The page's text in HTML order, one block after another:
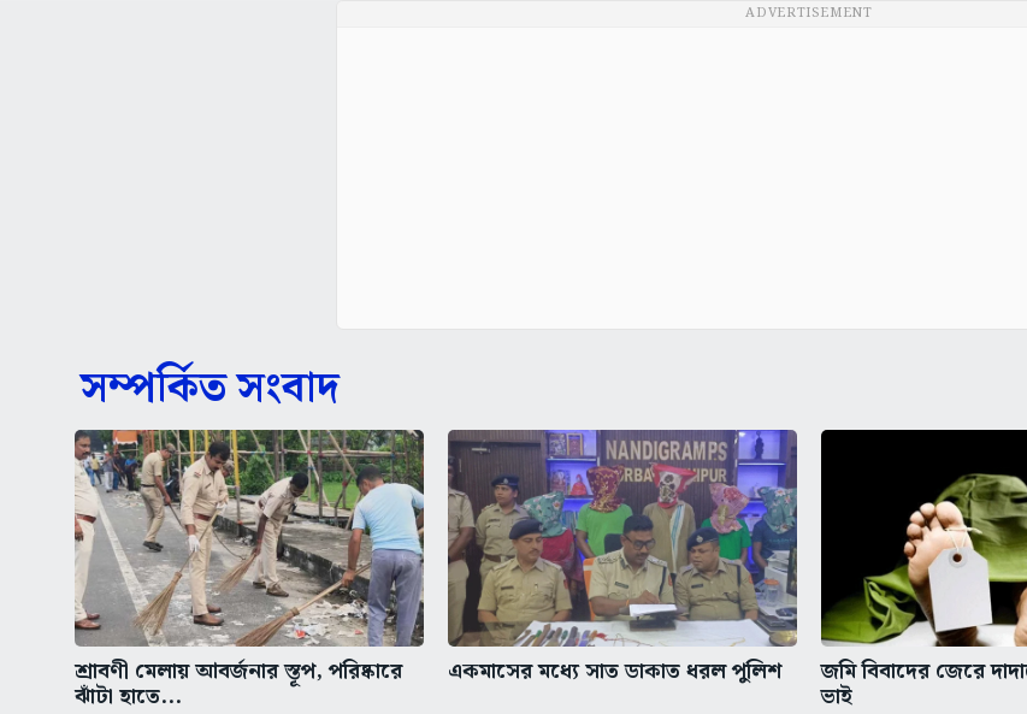
ADVERTISEMENT
সম্পর্কিত সংবাদ
শ্রাবণী মেলায় আবর্জনার স্তূপ, পরিষ্কারে
ঝাঁটা হাতে...
একমাসের মধ্যে সাত ডাকাত ধরল পুলিশ জমি বিবাদের জেরে
ভাই